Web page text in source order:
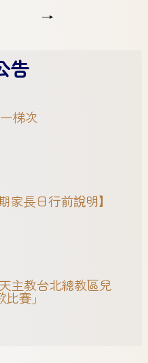
→
告
梯次
家長日行前說明】
主教台北總教區兒
賽」